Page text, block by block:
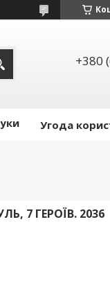
+380
Угода
7 ГЕРОЇВ. 2036